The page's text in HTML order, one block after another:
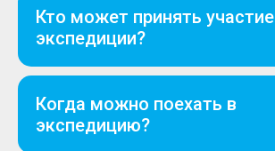
Кто может принять
экспедиции?
Когда можно поехать в
экспедицию?